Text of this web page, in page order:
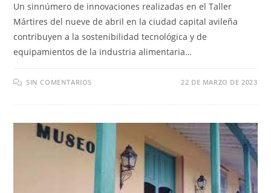
Un sinnúmero de innovaciones realizadas en el Taller
Mártires del nueve de abril en la ciudad capital avileña
contribuyen a la sostenibilidad tecnológica y de
equipamientos de la industria alimentaria…
SIN COMENTARIOS 22 DE MARZO DE 2023